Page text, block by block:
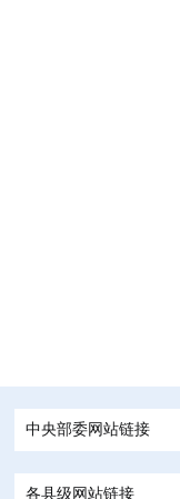
中央部委网站链接
各县级网站链接